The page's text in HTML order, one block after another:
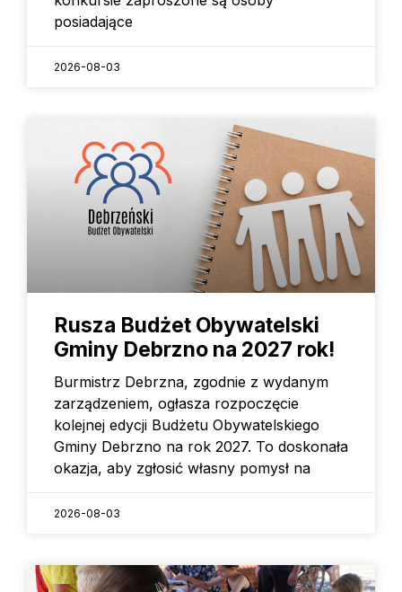
posiadające
2026-08-03
Rusza Budżet Obywatelski
Gminy Debrzno na 2027 rok!
Burmistrz Debrzna, zgodnie z wydanym
zarządzeniem, ogłasza rozpoczęcie
kolejnej edycji Budżetu Obywatelskiego
Gminy Debrzno na rok 2027. To doskonała
okazja, aby zgłosić własny pomysł na
2026-08-03